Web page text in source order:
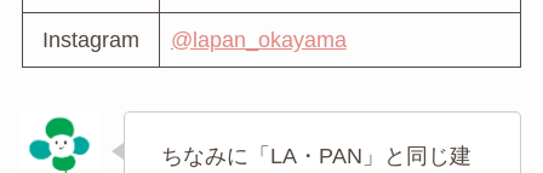
Instagram @lapan_okayama
ちなみに「LA・PAN」と同じ建